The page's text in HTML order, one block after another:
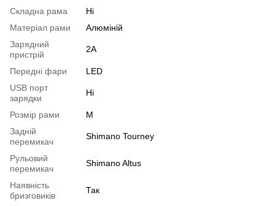
Складна рама
Ні
Матеріал рами
Алюміній
Зарядний
пристрій
2A
Передні фари
LED
USB порт
зарядки
Ні
Розмір рами
М
Задній
перемикач
Shimano Tourney
Рульовий
перемикач
Shimano Altus
Наявність
бризговиків
Так